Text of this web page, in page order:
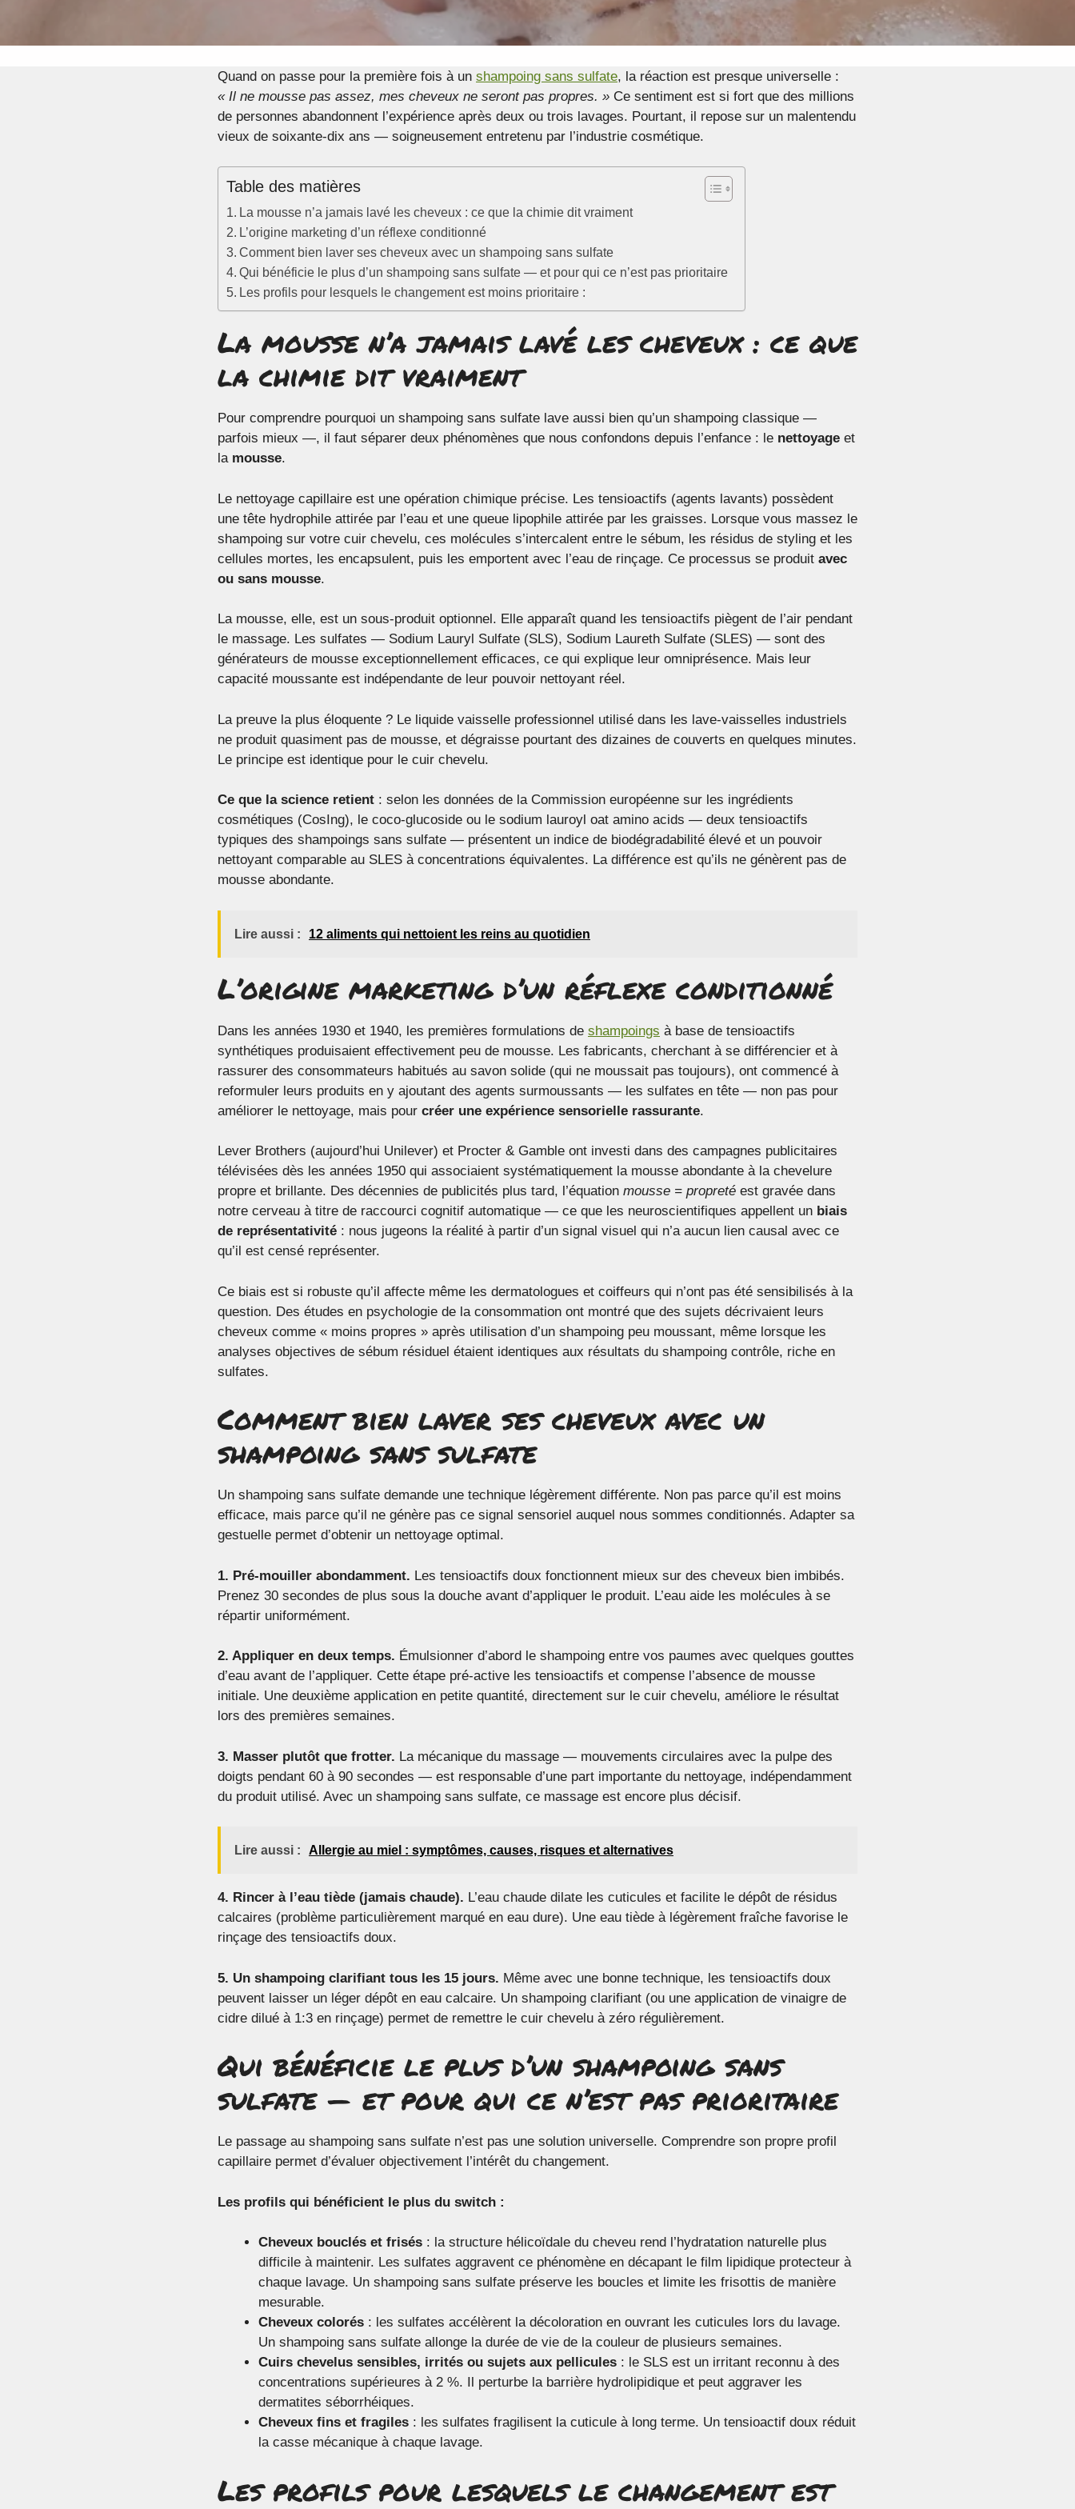
Quand on passe pour la première fois à un shampoing sans sulfate, la réaction est presque universelle :
« Il ne mousse pas assez, mes cheveux ne seront pas propres. » Ce sentiment est si fort que des millions
de personnes abandonnent l’expérience après deux ou trois lavages. Pourtant, il repose sur un malentendu
vieux de soixante-dix ans — soigneusement entretenu par l’industrie cosmétique.
Table des matières
La mousse n’a jamais lavé les cheveux : ce que la chimie dit vraiment
L’origine marketing d’un réflexe conditionné
Comment bien laver ses cheveux avec un shampoing sans sulfate
Qui bénéficie le plus d’un shampoing sans sulfate — et pour qui ce n’est pas prioritaire
Les profils pour lesquels le changement est moins prioritaire :
La mousse n’a jamais lavé les cheveux : ce que
la chimie dit vraiment
Pour comprendre pourquoi un shampoing sans sulfate lave aussi bien qu’un shampoing classique —
parfois mieux —, il faut séparer deux phénomènes que nous confondons depuis l’enfance : le nettoyage et
la mousse.
Le nettoyage capillaire est une opération chimique précise. Les tensioactifs (agents lavants) possèdent
une tête hydrophile attirée par l’eau et une queue lipophile attirée par les graisses. Lorsque vous massez le
shampoing sur votre cuir chevelu, ces molécules s’intercalent entre le sébum, les résidus de styling et les
cellules mortes, les encapsulent, puis les emportent avec l’eau de rinçage. Ce processus se produit avec
ou sans mousse.
La mousse, elle, est un sous-produit optionnel. Elle apparaît quand les tensioactifs piègent de l’air pendant
le massage. Les sulfates — Sodium Lauryl Sulfate (SLS), Sodium Laureth Sulfate (SLES) — sont des
générateurs de mousse exceptionnellement efficaces, ce qui explique leur omniprésence. Mais leur
capacité moussante est indépendante de leur pouvoir nettoyant réel.
La preuve la plus éloquente ? Le liquide vaisselle professionnel utilisé dans les lave-vaisselles industriels
ne produit quasiment pas de mousse, et dégraisse pourtant des dizaines de couverts en quelques minutes.
Le principe est identique pour le cuir chevelu.
Ce que la science retient : selon les données de la Commission européenne sur les ingrédients
cosmétiques (CosIng), le coco-glucoside ou le sodium lauroyl oat amino acids — deux tensioactifs
typiques des shampoings sans sulfate — présentent un indice de biodégradabilité élevé et un pouvoir
nettoyant comparable au SLES à concentrations équivalentes. La différence est qu’ils ne génèrent pas de
mousse abondante.
Lire aussi : 12 aliments qui nettoient les reins au quotidien
L’origine marketing d’un réflexe conditionné
Dans les années 1930 et 1940, les premières formulations de shampoings à base de tensioactifs
synthétiques produisaient effectivement peu de mousse. Les fabricants, cherchant à se différencier et à
rassurer des consommateurs habitués au savon solide (qui ne moussait pas toujours), ont commencé à
reformuler leurs produits en y ajoutant des agents surmoussants — les sulfates en tête — non pas pour
améliorer le nettoyage, mais pour créer une expérience sensorielle rassurante.
Lever Brothers (aujourd’hui Unilever) et Procter & Gamble ont investi dans des campagnes publicitaires
télévisées dès les années 1950 qui associaient systématiquement la mousse abondante à la chevelure
propre et brillante. Des décennies de publicités plus tard, l’équation mousse = propreté est gravée dans
notre cerveau à titre de raccourci cognitif automatique — ce que les neuroscientifiques appellent un biais
de représentativité : nous jugeons la réalité à partir d’un signal visuel qui n’a aucun lien causal avec ce
qu’il est censé représenter.
Ce biais est si robuste qu’il affecte même les dermatologues et coiffeurs qui n’ont pas été sensibilisés à la
question. Des études en psychologie de la consommation ont montré que des sujets décrivaient leurs
cheveux comme « moins propres » après utilisation d’un shampoing peu moussant, même lorsque les
analyses objectives de sébum résiduel étaient identiques aux résultats du shampoing contrôle, riche en
sulfates.
Comment bien laver ses cheveux avec un
shampoing sans sulfate
Un shampoing sans sulfate demande une technique légèrement différente. Non pas parce qu’il est moins
efficace, mais parce qu’il ne génère pas ce signal sensoriel auquel nous sommes conditionnés. Adapter sa
gestuelle permet d’obtenir un nettoyage optimal.
1. Pré-mouiller abondamment. Les tensioactifs doux fonctionnent mieux sur des cheveux bien imbibés.
Prenez 30 secondes de plus sous la douche avant d’appliquer le produit. L’eau aide les molécules à se
répartir uniformément.
2. Appliquer en deux temps. Émulsionner d’abord le shampoing entre vos paumes avec quelques gouttes
d’eau avant de l’appliquer. Cette étape pré-active les tensioactifs et compense l’absence de mousse
initiale. Une deuxième application en petite quantité, directement sur le cuir chevelu, améliore le résultat
lors des premières semaines.
3. Masser plutôt que frotter. La mécanique du massage — mouvements circulaires avec la pulpe des
doigts pendant 60 à 90 secondes — est responsable d’une part importante du nettoyage, indépendamment
du produit utilisé. Avec un shampoing sans sulfate, ce massage est encore plus décisif.
Lire aussi : Allergie au miel : symptômes, causes, risques et alternatives
4. Rincer à l’eau tiède (jamais chaude). L’eau chaude dilate les cuticules et facilite le dépôt de résidus
calcaires (problème particulièrement marqué en eau dure). Une eau tiède à légèrement fraîche favorise le
rinçage des tensioactifs doux.
5. Un shampoing clarifiant tous les 15 jours. Même avec une bonne technique, les tensioactifs doux
peuvent laisser un léger dépôt en eau calcaire. Un shampoing clarifiant (ou une application de vinaigre de
cidre dilué à 1:3 en rinçage) permet de remettre le cuir chevelu à zéro régulièrement.
Qui bénéficie le plus d’un shampoing sans
sulfate — et pour qui ce n’est pas prioritaire
Le passage au shampoing sans sulfate n’est pas une solution universelle. Comprendre son propre profil
capillaire permet d’évaluer objectivement l’intérêt du changement.
Les profils qui bénéficient le plus du switch :
Cheveux bouclés et frisés : la structure hélicoïdale du cheveu rend l’hydratation naturelle plus
difficile à maintenir. Les sulfates aggravent ce phénomène en décapant le film lipidique protecteur à
chaque lavage. Un shampoing sans sulfate préserve les boucles et limite les frisottis de manière
mesurable.
Cheveux colorés : les sulfates accélèrent la décoloration en ouvrant les cuticules lors du lavage.
Un shampoing sans sulfate allonge la durée de vie de la couleur de plusieurs semaines.
Cuirs chevelus sensibles, irrités ou sujets aux pellicules : le SLS est un irritant reconnu à des
concentrations supérieures à 2 %. Il perturbe la barrière hydrolipidique et peut aggraver les
dermatites séborrhéiques.
Cheveux fins et fragiles : les sulfates fragilisent la cuticule à long terme. Un tensioactif doux réduit
la casse mécanique à chaque lavage.
Les profils pour lesquels le changement est